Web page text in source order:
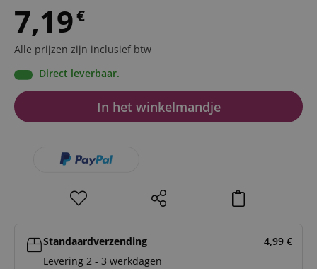
7,19€
Alle prijzen zijn inclusief btw
Direct leverbaar.
In het winkelmandje
Standaardverzending 4,99 €
Levering 2 - 3 werkdagen